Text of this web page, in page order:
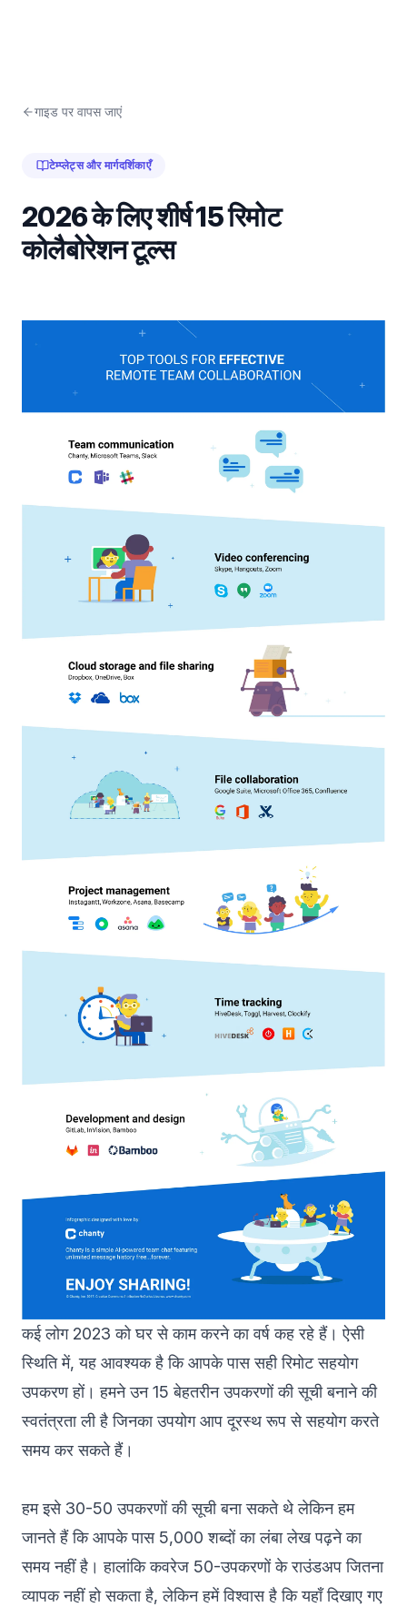
गाइड पर वापस जाएं
टेम्प्लेट्स और मार्गदर्शिकाएँ
2026 के लिए शीर्ष 15 रिमोट
कोलैबोरेशन टूल्स
कई लोग 2023 को घर से काम करने का वर्ष कह रहे हैं। ऐसी
स्थिति में, यह आवश्यक है कि आपके पास सही रिमोट सहयोग
उपकरण हों। हमने उन 15 बेहतरीन उपकरणों की सूची बनाने की
स्वतंत्रता ली है जिनका उपयोग आप दूरस्थ रूप से सहयोग करते
समय कर सकते हैं।
हम इसे 30-50 उपकरणों की सूची बना सकते थे लेकिन हम
जानते हैं कि आपके पास 5,000 शब्दों का लंबा लेख पढ़ने का
समय नहीं है। हालांकि कवरेज 50-उपकरणों के राउंडअप जितना
व्यापक नहीं हो सकता है, लेकिन हमें विश्वास है कि यहाँ दिखाए गए